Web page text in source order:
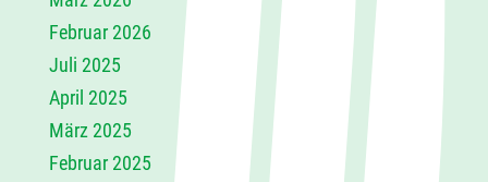
Februar 2026
Juli 2025
April 2025
März 2025
Februar 2025